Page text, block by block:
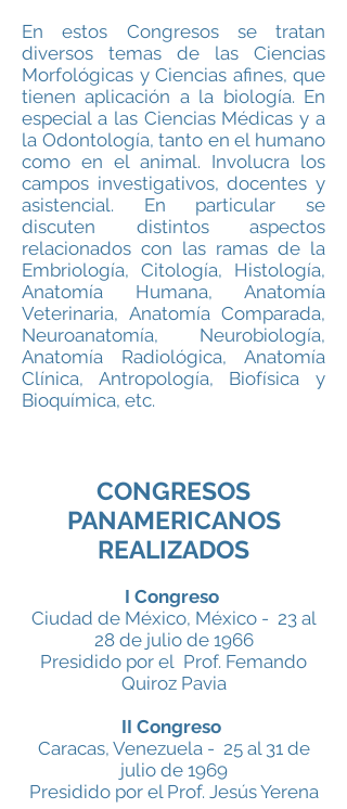
En estos Congresos se tratan
diversos temas de las Ciencias
Morfológicas y Ciencias afines, que
tienen aplicación a la biología. En
especial a las Ciencias Médicas y a
la Odontología, tanto en el humano
como en el animal. Involucra los
campos investigativos, docentes y
asistencial. En particular se
discuten distintos aspectos
relacionados con las ramas de la
Embriología, Citología, Histología,
Anatomía Humana, Anatomía
Veterinaria, Anatomía Comparada,
Neuroanatomía, Neurobiología,
Anatomía Radiológica, Anatomía
Clínica, Antropología, Biofísica y
Bioquímica, etc.
CONGRESOS
PANAMERICANOS
REALIZADOS
I Congreso
Ciudad de México, México - 23 al
28 de julio de 1966
Presidido por el Prof. Femando
Quiroz Pavia
II Congreso
Caracas, Venezuela - 25 al 31 de
julio de 1969
Presidido por el Prof. Jesús Yerena